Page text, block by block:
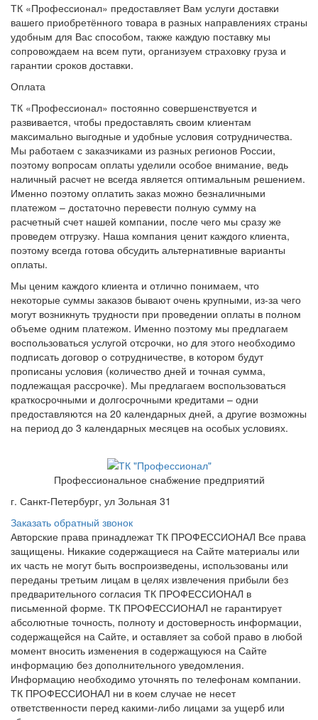
ТК «Профессионал» предоставляет Вам услуги доставки
вашего приобретённого товара в разных направлениях страны
удобным для Вас способом, также каждую поставку мы
сопровождаем на всем пути, организуем страховку груза и
гарантии сроков доставки.
Оплата
ТК «Профессионал» постоянно совершенствуется и
развивается, чтобы предоставлять своим клиентам
максимально выгодные и удобные условия сотрудничества.
Мы работаем с заказчиками из разных регионов России,
поэтому вопросам оплаты уделили особое внимание, ведь
наличный расчет не всегда является оптимальным решением.
Именно поэтому оплатить заказ можно безналичными
платежом – достаточно перевести полную сумму на
расчетный счет нашей компании, после чего мы сразу же
проведем отгрузку. Наша компания ценит каждого клиента,
поэтому всегда готова обсудить альтернативные варианты
оплаты.
Мы ценим каждого клиента и отлично понимаем, что
некоторые суммы заказов бывают очень крупными, из-за чего
могут возникнуть трудности при проведении оплаты в полном
объеме одним платежом. Именно поэтому мы предлагаем
воспользоваться услугой отсрочки, но для этого необходимо
подписать договор о сотрудничестве, в котором будут
прописаны условия (количество дней и точная сумма,
подлежащая рассрочке). Мы предлагаем воспользоваться
краткосрочными и долгосрочными кредитами – одни
предоставляются на 20 календарных дней, а другие возможны
на период до 3 календарных месяцев на особых условиях.
Профессиональное снабжение предприятий
г. Санкт-Петербург, ул Зольная 31
Заказать обратный звонок
Авторские права принадлежат ТК ПРОФЕССИОНАЛ Все права
защищены. Никакие содержащиеся на Сайте материалы или
их часть не могут быть воспроизведены, использованы или
переданы третьим лицам в целях извлечения прибыли без
предварительного согласия ТК ПРОФЕССИОНАЛ в
письменной форме. ТК ПРОФЕССИОНАЛ не гарантирует
абсолютные точность, полноту и достоверность информации,
содержащейся на Сайте, и оставляет за собой право в любой
момент вносить изменения в содержащуюся на Сайте
информацию без дополнительного уведомления.
Информацию необходимо уточнять по телефонам компании.
ТК ПРОФЕССИОНАЛ ни в коем случае не несет
ответственности перед какими-либо лицами за ущерб или